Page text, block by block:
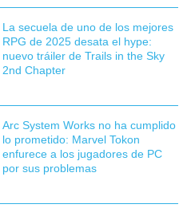
La secuela de uno de los mejores
RPG de 2025 desata el hype:
nuevo tráiler de Trails in the Sky
2nd Chapter
Arc System Works no ha cumplido
lo prometido: Marvel Tokon
enfurece a los jugadores de PC
por sus problemas